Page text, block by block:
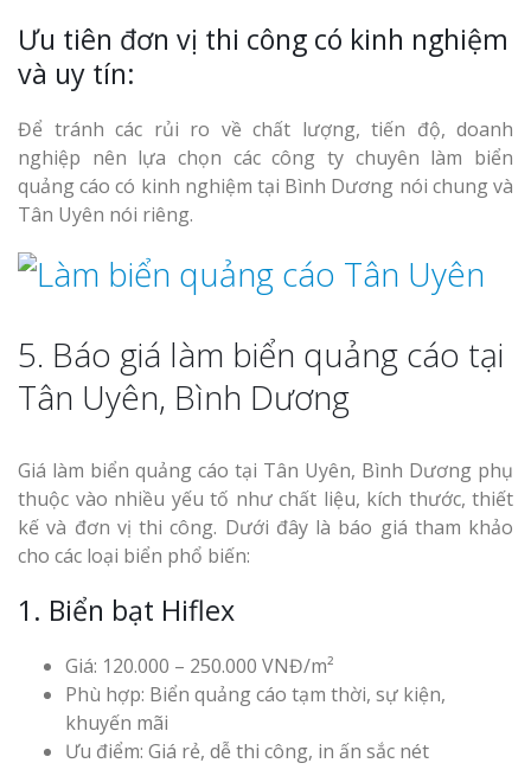
Ưu tiên đơn vị thi công có kinh nghiệm
và uy tín:
Để tránh các rủi ro về chất lượng, tiến độ, doanh
nghiệp nên lựa chọn các công ty chuyên làm biển
quảng cáo có kinh nghiệm tại Bình Dương nói chung và
Tân Uyên nói riêng.
5. Báo giá làm biển quảng cáo tại
Tân Uyên, Bình Dương
Giá làm biển quảng cáo tại Tân Uyên, Bình Dương phụ
thuộc vào nhiều yếu tố như chất liệu, kích thước, thiết
kế và đơn vị thi công. Dưới đây là báo giá tham khảo
cho các loại biển phổ biến:
1. Biển bạt Hiflex
Giá: 120.000 – 250.000 VNĐ/m²
Phù hợp: Biển quảng cáo tạm thời, sự kiện,
khuyến mãi
Ưu điểm: Giá rẻ, dễ thi công, in ấn sắc nét